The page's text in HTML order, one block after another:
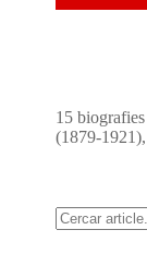
15
(1879-
Cerca